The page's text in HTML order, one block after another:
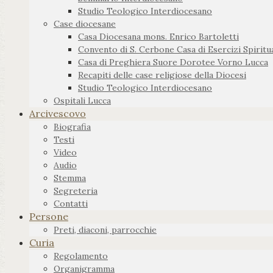
Studio Teologico Interdiocesano
Case diocesane
Casa Diocesana mons. Enrico Bartoletti
Convento di S. Cerbone Casa di Esercizi
Casa di Preghiera Suore Dorotee Vorno Lucca
Recapiti delle case religiose della Diocesi
Studio Teologico Interdiocesano
Ospitali Lucca
Arcivescovo
Biografia
Testi
Video
Audio
Stemma
Segreteria
Contatti
Persone
Preti, diaconi, parrocchie
Curia
Regolamento
Organigramma